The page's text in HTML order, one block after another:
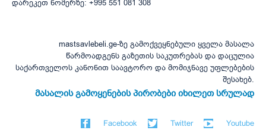
დარეკეთ ნომერზე: +995 551 081 308
mastsavlebeli.ge-ზე გამოქვეყნებული ყველა მასალა
წარმოადგენს გაზეთის საკუთრებას და დაცულია
საქართველოს კანონით საავტორო და მომიჯნავე უფლებების
შესახებ.
მასალის გამოყენების პირობები იხილეთ სრულად
Facebook Twitter Youtube